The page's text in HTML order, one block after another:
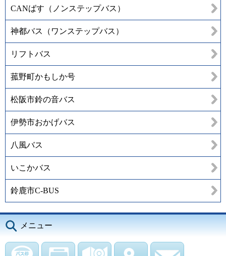
CANばす（ノンステップバス）
神都バス（ワンステップバス）
リフトバス
菰野町かもしか号
松阪市鈴の音バス
伊勢市おかげバス
八風バス
いこかバス
鈴鹿市C-BUS
メニュー